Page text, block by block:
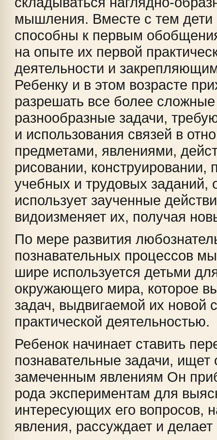
мышления. Вместе с тем дети
способны к первым
на опыте их первой
деятельности и
Ребенку и в этом возрасте
разрешать все более
разнообразные задачи,
и использования связей в
предметами, явлениями,
рисовании, конструировании,
учебных и трудовых заданий,
использует заученные
видоизменяет их, получая
По мере развития
познавательных процессов
шире используется детьми
окружающего мира, которое
задач, выдвигаемой их новой
практической деятельностью.
Ребенок начинает ставить
познавательные задачи, ищет
замеченным явлениям Он
рода экспериментам для
интересующих его вопросов,
явления, рассуждает и